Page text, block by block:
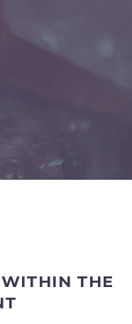
WITHIN THE